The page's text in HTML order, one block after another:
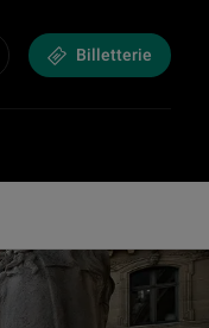
Billetterie